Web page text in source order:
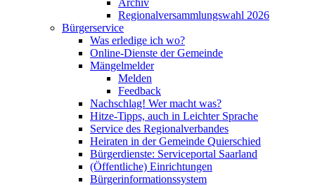
Archiv
Regionalversammlungswahl 2026
Bürgerservice
Was erledige ich wo?
Online-Dienste der Gemeinde
Mängelmelder
Melden
Feedback
Nachschlag! Wer macht was?
Hitze-Tipps, auch in Leichter Sprache
Service des Regionalverbandes
Heiraten in der Gemeinde Quierschied
Bürgerdienste: Serviceportal Saarland
(Öffentliche) Einrichtungen
Bürgerinformationssystem